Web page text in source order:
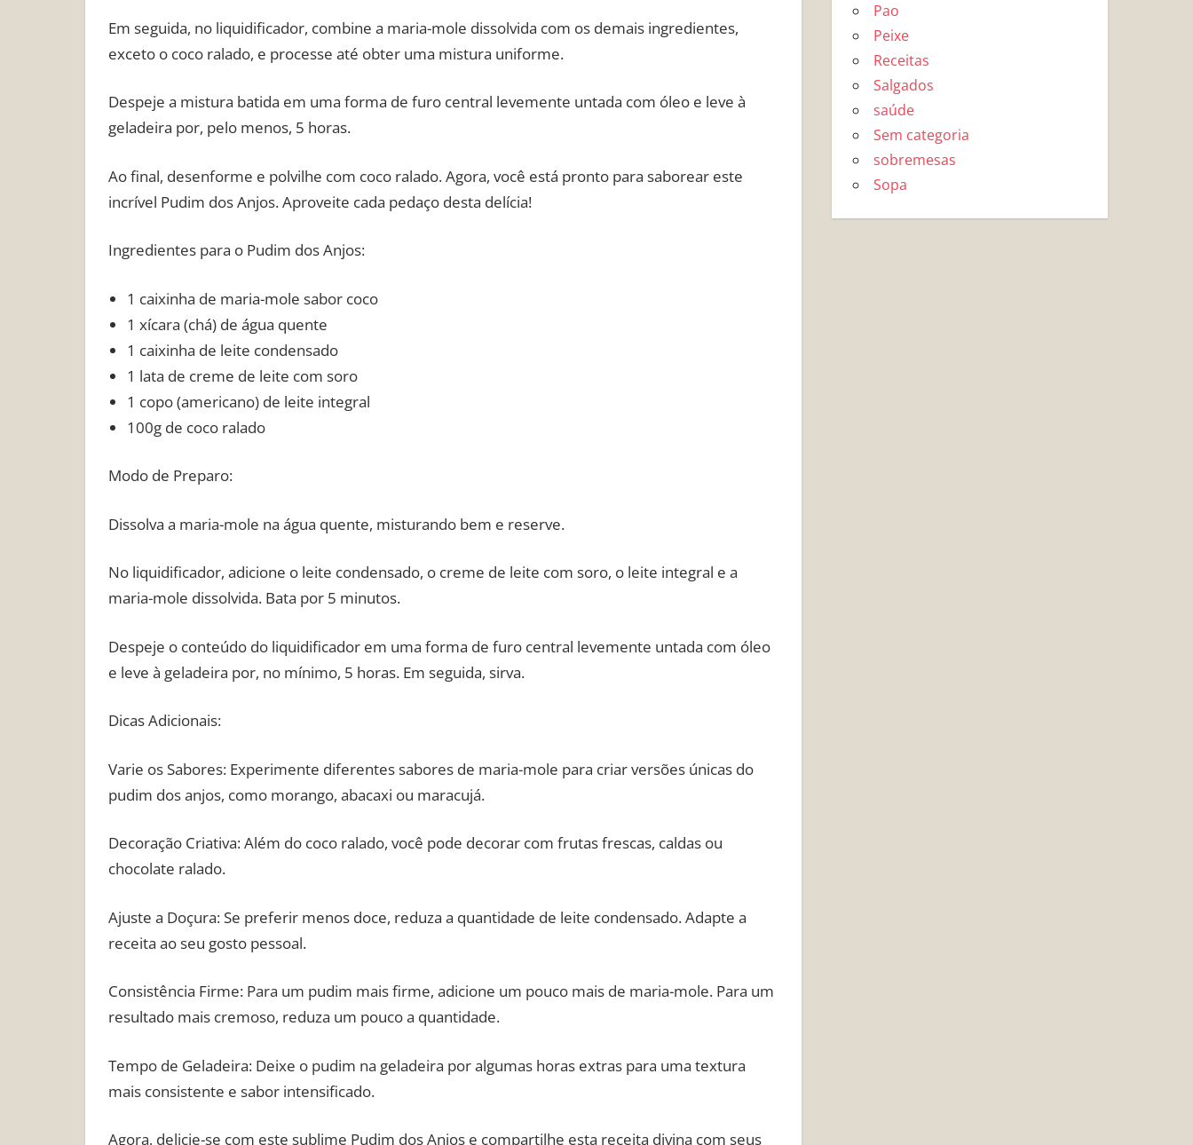
Em seguida, no liquidificador, combine a maria-mole dissolvida com os demais ingredientes,
exceto o coco ralado, e processe até obter uma mistura uniforme.
Despeje a mistura batida em uma forma de furo central levemente untada com óleo e leve à
geladeira por, pelo menos, 5 horas.
Ao final, desenforme e polvilhe com coco ralado. Agora, você está pronto para saborear este
incrível Pudim dos Anjos. Aproveite cada pedaço desta delícia!
Ingredientes para o Pudim dos Anjos:
1 caixinha de maria-mole sabor coco
1 xícara (chá) de água quente
1 caixinha de leite condensado
1 lata de creme de leite com soro
1 copo (americano) de leite integral
100g de coco ralado
Modo de Preparo:
Dissolva a maria-mole na água quente, misturando bem e reserve.
No liquidificador, adicione o leite condensado, o creme de leite com soro, o leite integral e a
maria-mole dissolvida. Bata por 5 minutos.
Despeje o conteúdo do liquidificador em uma forma de furo central levemente untada com óleo
e leve à geladeira por, no mínimo, 5 horas. Em seguida, sirva.
Dicas Adicionais:
Varie os Sabores: Experimente diferentes sabores de maria-mole para criar versões únicas do
pudim dos anjos, como morango, abacaxi ou maracujá.
Decoração Criativa: Além do coco ralado, você pode decorar com frutas frescas, caldas ou
chocolate ralado.
Ajuste a Doçura: Se preferir menos doce, reduza a quantidade de leite condensado. Adapte a
receita ao seu gosto pessoal.
Consistência Firme: Para um pudim mais firme, adicione um pouco mais de maria-mole. Para um
resultado mais cremoso, reduza um pouco a quantidade.
Tempo de Geladeira: Deixe o pudim na geladeira por algumas horas extras para uma textura
mais consistente e sabor intensificado.
Agora, delicie-se com este sublime Pudim dos Anjos e compartilhe esta receita divina com seus
Pao
Peixe
Receitas
Salgados
saúde
Sem categoria
sobremesas
Sopa